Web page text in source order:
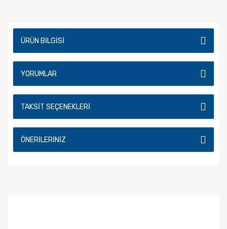
ÜRÜN BILGISI
YORUMLAR
TAKSIT SEÇENEKLERI
ÖNERILERINIZ